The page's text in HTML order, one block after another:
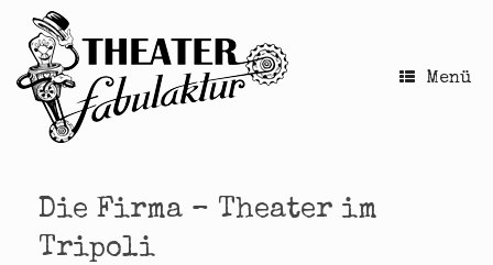
springen
Menü
Die Firma – Theater im
Tripoli